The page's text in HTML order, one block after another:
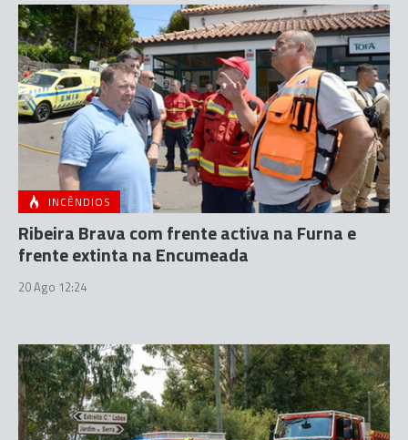
INCÊNDIOS
Ribeira Brava com frente activa na Furna e
frente extinta na Encumeada
20 Ago 12:24